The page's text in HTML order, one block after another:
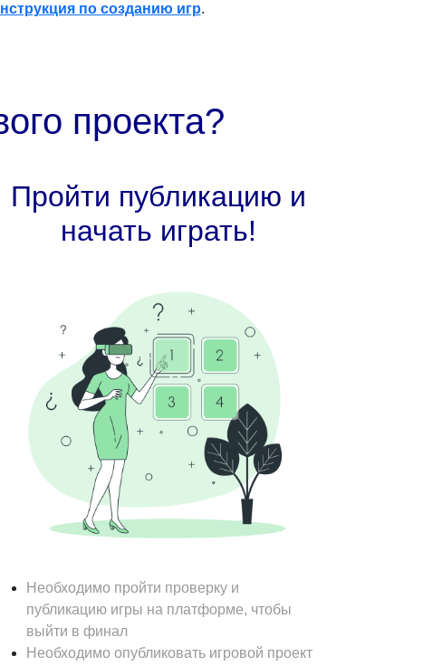
по созданию игр.
проекта?
Пройти публикацию и
начать играть!
Необходимо пройти проверку и
публикацию игры на платформе, чтобы
выйти в финал
Необходимо опубликовать игровой проект